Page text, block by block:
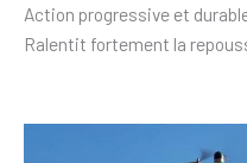
Action progressive et
Ralentit fortement la